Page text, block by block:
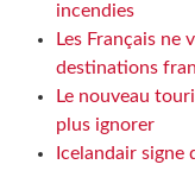
incendies
Les Français ne
destinations
Le nouveau
plus ignorer
Icelandair